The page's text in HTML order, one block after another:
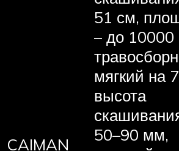
CAIMAN
51 см,
– до 10000
мягкий на
высота
50–90 мм,